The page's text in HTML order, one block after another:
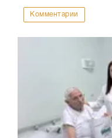
Комментарии